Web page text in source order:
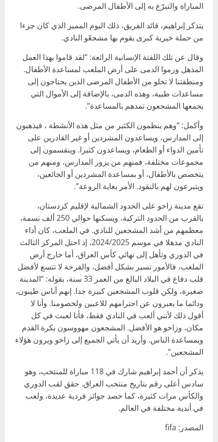
المباراة والتبرّع به إلى الأطفال المرضى.
يتذكر إبراهيم، قائد الفريق، ذلك اليوم المميز الذي كان جزءا
من حملة خيرية كبرى يقوم بها مشجعّو النادي.
وقال عن تلك اللفتة الإنسانية الرائعة: “لقد قاموا بهذا العمل
المذهل ورموا الدمى على أرض الملعب لمساعدة الأطفال.
ومنطقتنا لا تخلو من الأطفال المرضى الذين يحتاجون إلى
مساعدات طبية، وهذه الدمى، بالإضافة إلى الأموال التي
يجمعها المشجعون تمدهم بالمساعدة”.
وأكمل: “وهم ينظمون الكثير من مثل هذه الأنشطة ، فيذهبون
إلى المدارس، ويساعدون المشردين أو غير القادرين على
تأمين الدواء أو الطعام، ويساعدون كثيرا. وينقسمون إلى
مجموعات مختلفة، فمنهم من يزور المدارس، ومنهم من
يتخصص بالأطفال، أو بمساعدة المشردين أو الجائعين،
ويتبرعون لهم بالنقود. الأمر بغاية الروعة”.
تقع مدينة زاخو على الحدود الشمالية لإقليم كردستان،
بالقرب من الحدود التركية، ويسكنها حوالي 250 ألف نسمة،
معظمهم من أشد المشجعين للنادي. في الملعب، كان أداء
النادي مذهلا في موسم 2024/2025، إذ احتل المركز الثالث
في الدوري وتأهل إلى نهائي كأس العراق، أما خارج أرض
الملعب، فالأمور تسير بشكل أفضل، والفرحة لا تتسع لأفضل
قلب دفاع في البلاد البالغ من العمر 33 سنة، بقوله: “المدينة
صغيرة، ولكن قلوب المشجعين كبيرة جدا. إنهم أناس طيبون،
ودائما ما يعبرون عن احترامهم للاعبين ولخصومنا. وأنا لا
أقول ذلك لأنني ألعب في النادي فقط، فأنا لعبت في كل
مكان، وزاخو هو الأفضل. المشجعون مهووسون بكرة القدم
وبمساعدة الناس. وأريد أن يأتي الجميع إلى زاخو ويرون هؤلاء
المشجعين”.
يذكر أن أحمد إبراهيم شارك في 118 مباراة للمنتخب، وهو
سادس أعلى رقم بتاريخ منتخب العراق. حقق لقب الدوري
والكأس مرات كثيرة، كما حصد جوائز فردية عديدة، ولعب
في أندية مختلفة في العالم.
المصدر: fifa